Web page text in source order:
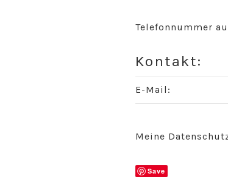
Telefonnummer
Kontakt:
E-Mail:
Meine
Save